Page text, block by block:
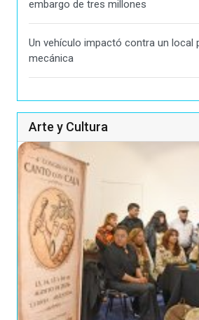
embargo de tres millones
Un vehículo impactó contra un local
mecánica
Arte y Cultura